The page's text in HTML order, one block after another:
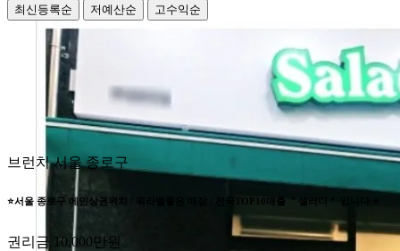
최신등록순 저예산순 고수익순
브런치 서울 종로구
⭐서울 종로구 메인상권위치 / 워라벨좋은 매장 / 전국TOP10매출 ＂샐러디＂ 입니다.⭐
권리금 10,000만원